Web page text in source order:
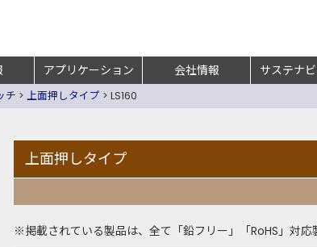
アプリケーション 会社情報 サステナ
チ > 上面押しタイプ > LS160
上面押しタイプ
※掲載されている製品は、全て「鉛フリー」「RoHS」対応